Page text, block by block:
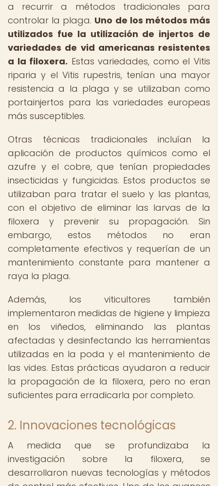
a recurrir a métodos tradicionales para
controlar la plaga. Uno de los métodos más
utilizados fue la utilización de injertos de
variedades de vid americanas resistentes
a la filoxera. Estas variedades, como el Vitis
riparia y el Vitis rupestris, tenían una mayor
resistencia a la plaga y se utilizaban como
portainjertos para las variedades europeas
más susceptibles.
Otras técnicas tradicionales incluían la
aplicación de productos químicos como el
azufre y el cobre, que tenían propiedades
insecticidas y fungicidas. Estos productos se
utilizaban para tratar el suelo y las plantas,
con el objetivo de eliminar las larvas de la
filoxera y prevenir su propagación. Sin
embargo, estos métodos no eran
completamente efectivos y requerían de un
mantenimiento constante para mantener a
raya la plaga.
Además, los viticultores también
implementaron medidas de higiene y limpieza
en los viñedos, eliminando las plantas
afectadas y desinfectando las herramientas
utilizadas en la poda y el mantenimiento de
las vides. Estas prácticas ayudaron a reducir
la propagación de la filoxera, pero no eran
suficientes para erradicarla por completo.
2. Innovaciones tecnológicas
A medida que se profundizaba la
investigación sobre la filoxera, se
desarrollaron nuevas tecnologías y métodos